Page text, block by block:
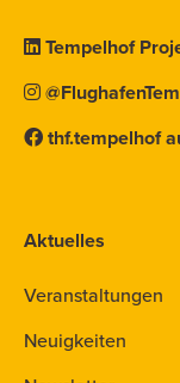
Tempelhof
thf.tempelhof
Aktuelles
Veranstaltungen
Neuigkeiten